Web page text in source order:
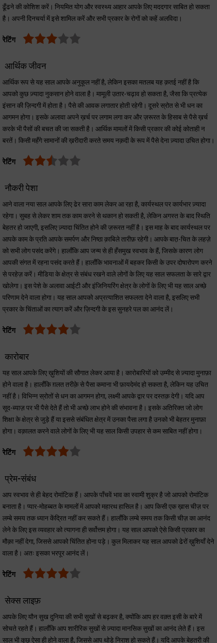
ढूँढने की कोशिश करें। नियमित योग और स्वस्थ्य आहार आपके लिए मददगार साबित हो सकता
है। अपनी दिनचर्या में इसे शामिल करें और सभी प्रकार के रोगों को कहें अलविदा।
रेटिंग
आर्थिक जीवन
आर्थिक रूप से यह साल आपके अनुकूल नहीं है, लेकिन इसका मतलब यह क़तई नहीं है कि
आपको कुछ ज़्यादा नुकसान होने वाला है। मामूली उतार-चढ़ाव हो सकता है, जैसा कि प्रत्येक
इंसान की ज़िन्दगी में होता है। पैसे की आवक लगातार होती रहेगी। दूसरे स्रोत से भी धन का
आगमन होगा। इसके अलावा अपने ख़र्च पर लगाम लगा कर और ज़रूरत के हिसाब से पैसे ख़र्च
करके भी पैसों की बचत की जा सकती है। आर्थिक मामलों में किसी प्रकार की कोई कोताही न
बरतें। किसी महँगे सामानों की ख़रीदारी करते समय नक़दी के रूप में पैसे देना ज़्यादा उचित होगा।
रेटिंग
नौकरी पेशा
आने वाला नया साल आपके लिए ढेर सारा काम लेकर आ रहा है, कार्यस्थल पर कार्यभार ज़्यादा
रहेगा। सुबह से लेकर शाम तक काम करने से थकान हो सकती है, लेकिन अगस्त के बाद स्थिति
बेहतर हो जाएगी, इसलिए ज़्यादा चिंतित होने की ज़रूरत नहीं है। इस माह के बाद कार्यस्थल पर
आपके काम के प्रति आपके समर्पण और निष्ठा क़ाबिले तारीफ़ रहेगी। आपके बात़-चित के लहज़े
को सभी लोग पसंद करेंगे। हालाँकि आप जन्म से ही हँसमुख स्वभाव के हैं, जिसके कारण लोग
आपकी संगत में रहना पसंद करते हैं। हालाँकि भावनाओं में बहकर किसी के उपर दोषारोपण करने
से परहेज़ करें। मीडिया के क्षेत्र से संबंध रखने वाले लोगों के लिए यह साल सफलता के सारे द्वार
खोलेगा। इस पेशे के अलावा आईटी और इंजिनियरिंग क्षेत्र के लोगों के लिए भी यह साल अच्छे
परिणाम देने वाला होगा। यह साल आपको अप्रत्याशित सफलता देने वाला है, इसलिए सभी
प्रकार के चिंताओं का त्याग करें और ज़िन्दगी के इस सुनहरे पल का आनंद लें।
रेटिंग
कारोबार
यह साल आपके लिए ख़ुशियों की सौगात लेकर आया है। कारोबारियों को उम्मीद से ज़्यादा मुनाफ़ा
होने वाला है। हालाँकि ग़लत तरीक़े से पैसा कमाना भी फ़ायदेमंद हो सकता है, लेकिन यह उचित
नहीं है। विभिन्न स्रोतों से धन का आगमन होगा, लक्ष्मी आपके द्वार पर दस्तक़ देगी। यदि आप
सूद-ब्याज़ पर भी पैसे देते हैं तो भी अच्छे लाभ होने की संभावना है। इसके अतिरिक्त जो लोग
शिक्षा के क्षेत्र से जुड़े हैं या इससे संबंधित क्षेत्र में उनका पैसा लगा है उनको भी बेहतर मुनाफ़ा
होगा। वक़ालत करने वाले लोगों के लिए भी यह साल किसी उपहार से कम साबित नहीं होगा।
रेटिंग
प्रेम-संंबंध
आप स्वभाव से ही बेहद रोमांटिक हैं। आपके पाँचवें भाव का स्वामी शुक्र है जो आपको रोमांटिक
बनाता है। प्यार-मोहब्बत के मामलों में आपको महारथ हासिल है। आप किसी एक ख़ास चीज़ पर
लम्बे समय तक ध्यान केंद्रित नहीं कर सकते हैं। हालाँकि लम्बे समय तक किसी चीज़ का आनंद
लेने के लिए इस व्यवहार को त्यागना ही सर्वोत्तम होगा। यह साल आपको ऐसे किसी प्रकार का
मौक़ा नहीं देगा, जिससे आपको चिंतित होना पड़े। कुल मिलाकर यह साल आपको ढेरों ख़ुशियाँ देने
वाला है। अतः इसका भरपूर आनंद लें।
रेटिंग
सेक्स लाइफ़
आपके लिए यौन सुख दुनिया की सभी सुखों से बढ़कर है, क्योंकि आप हर वक़्त इसी के बारे में
सोचते रहते हैं। हालाँकि आप शारीरिक सुखों से ज़्यादा मानसिक सुखों का आनंद लेते हैं। इस
साल भी कुछ ऐसा ही होने वाला है, जिससे आप थोड़े निराश हो सकते हैं। यदि आपके बेहतरी की